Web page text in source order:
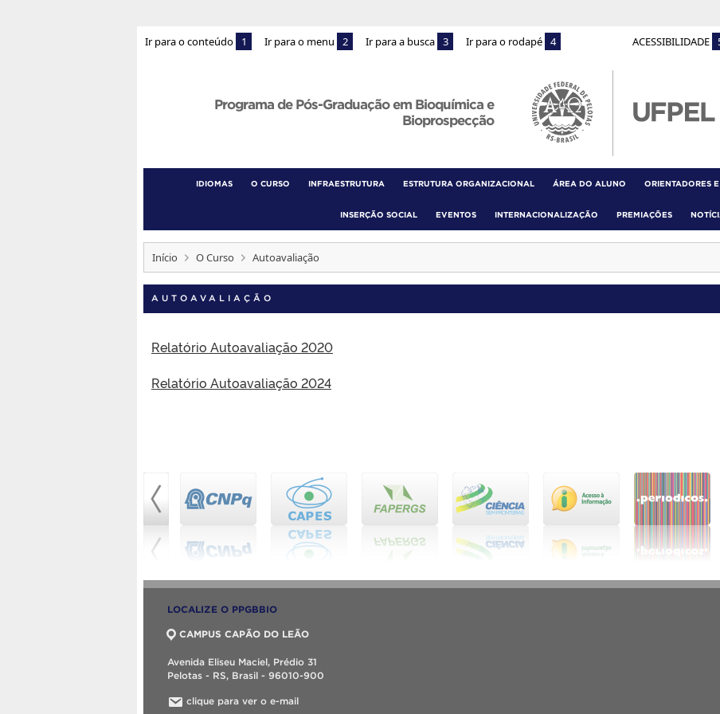
Ir para o conteúdo 1 Ir para o menu 2 Ir para a busca 3 Ir para o rodapé 4 ACESSIBILIDADE
Programa de Pós-Graduação em Bioquímica e
Bioprospecção
IDIOMAS O CURSO INFRAESTRUTURA ESTRUTURA ORGANIZACIONAL ÁREA DO ALUNO ORIENTADORES
INSERÇÃO SOCIAL EVENTOS INTERNACIONALIZAÇÃO PREMIAÇÕES
Início O Curso Autoavaliação
AUTOAVALIAÇÃO
Relatório Autoavaliação 2020
Relatório Autoavaliação 2024
LOCALIZE O PPGBBIO
CAMPUS CAPÃO DO LEÃO
Avenida Eliseu Maciel, Prédio 31
Pelotas - RS, Brasil - 96010-900
clique para ver o e-mail